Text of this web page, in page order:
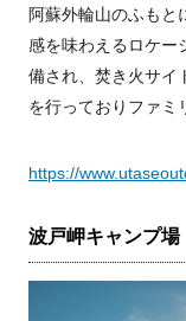
阿蘇外輪山のふもと
感を味わえるロケー
備され、焚き火サイ
を行っておりファミ
https://
波戸岬キャンプ場